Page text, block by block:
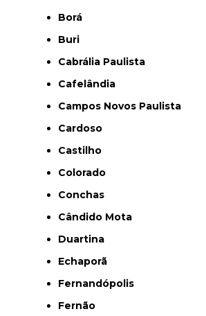
Borá
Buri
Cabrália Paulista
Cafelândia
Campos Novos Paulista
Cardoso
Castilho
Colorado
Conchas
Cândido Mota
Duartina
Echaporã
Fernandópolis
Fernão